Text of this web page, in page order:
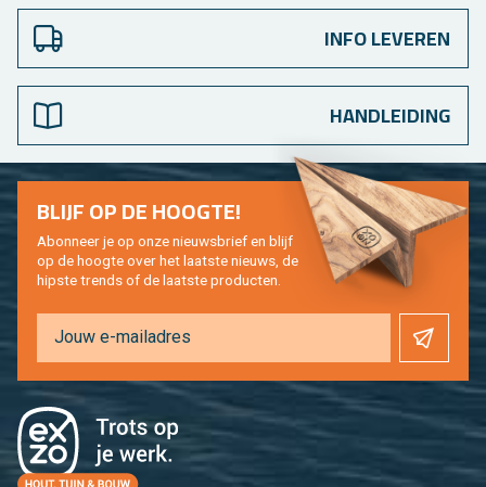
INFO LEVEREN
HANDLEIDING
BLIJF OP DE HOOG­TE!
Abon­neer je op onze nieuws­brief en blijf
op de hoog­te over het laat­ste nieuws, de
hip­s­te trends of de laat­ste pro­duc­ten.